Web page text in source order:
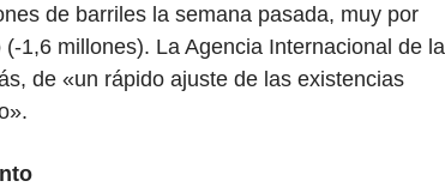
de barriles la semana pasada, muy por
1,6 millones). La Agencia Internacional de la
de «un rápido ajuste de las existencias